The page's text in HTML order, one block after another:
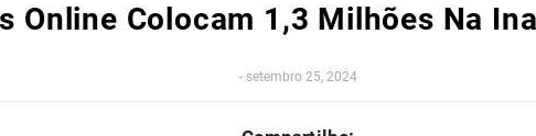
Online Colocam 1,3 Milhões Na
- setembro 25, 2024